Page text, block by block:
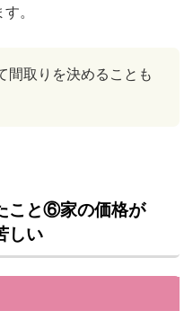
。
間取りを決めることも
こと⑥家の価格が
しい